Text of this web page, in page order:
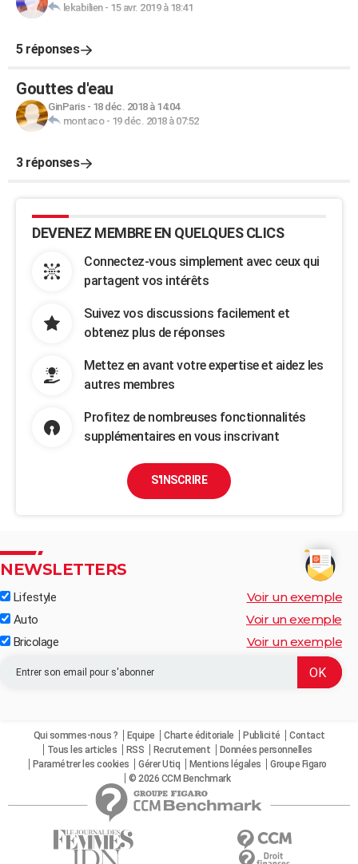
lekabilien- 15 avr. 2019 à 18:41
5 réponses
Gouttes d'eau
GinParis- 18 déc. 2018 à 14:04
montaco- 19 déc. 2018 à 07:52
3 réponses
DEVENEZ MEMBRE EN QUELQUES CLICS
Connectez-vous simplement avec ceux qui
partagent vos intérêts
Suivez vos discussions facilement et
obtenez plus de réponses
Mettez en avant votre expertise et aidez les
autres membres
Profitez de nombreuses fonctionnalités
supplémentaires en vous inscrivant
S'INSCRIRE
NEWSLETTERS
Lifestyle Voir un exemple
Auto Voir un exemple
Bricolage Voir un exemple
Qui sommes-nous ? Equipe Charte éditoriale Publicité
Contact
Tous les articles
RSS Recrutement
Données personnelles
Paramétrer les cookies
Gérer Utiq Mentions légales
Groupe Figaro
© 2026 CCM Benchmark